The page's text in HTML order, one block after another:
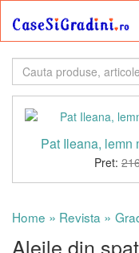
Pat Ileana, lemn
Pret:
Home » Revista »
Aleile din